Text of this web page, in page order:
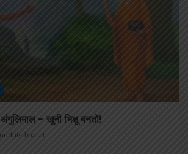
– खुनी भिक्षू बनतो!